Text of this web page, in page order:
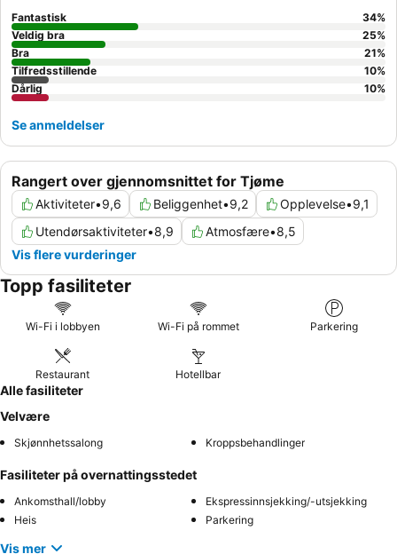
Rangert over gjennomsnittet for Tjøme
Aktiviteter•9,6 Beliggenhet•9,2 Opplevelse•9,1
Utendørsaktiviteter•8,9 Atmosfære•8,5
Vis flere vurderinger
Fantastisk 34%
Veldig bra
25%
Bra
21%
Tilfredsstillende
10%
Dårlig
10%
Se anmeldelser
Topp fasiliteter
Wi-Fi i lobbyen Wi-Fi på rommet Parkering
Restaurant Hotellbar
Alle fasiliteter
Velvære
Skjønnhetssalong Kroppsbehandlinger
Fasiliteter på overnattingsstedet
Ankomsthall/lobby
Ekspressinnsjekking/-utsjekking
Heis
Parkering
Vis mer